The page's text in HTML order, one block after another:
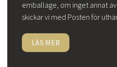
emballage, om inget annat
skickar vi med Posten för
LÄS MER